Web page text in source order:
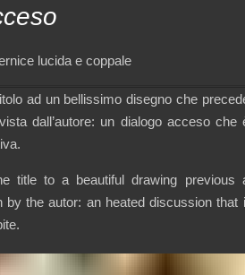
lucida e coppale
ad un bellissimo disegno che
dall’autore: un dialogo acceso che
title to a beautiful drawing previous
by the autor: an heated discussion that